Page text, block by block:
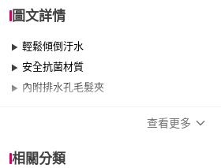
圖文詳情
輕鬆傾倒汙水
安全抗菌材質
內附排水孔毛髮夾
查看更多
相關分類